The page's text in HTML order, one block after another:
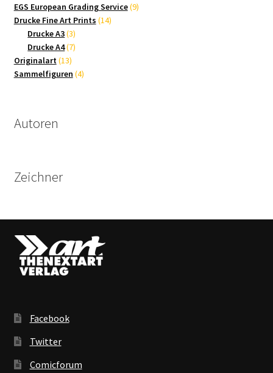
EGS European Grading Service 99
Drucke Fine Art Prints 1414
Drucke A3 33
Produkte
Drucke A4 77
Originalart 1313
Produkte
Sammelfiguren 44
Autoren
Zeichner
Facebook
Twitter
Comicforum